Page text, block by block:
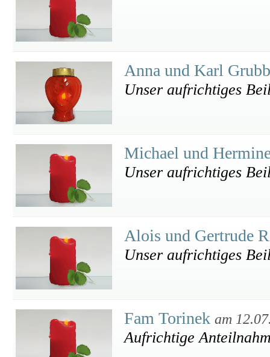
Anna und Karl
Unser aufrichtiges
Michael und
Unser aufrichtiges
Alois und Gertrude
Unser aufrichtiges
Fam Torinek am
Aufrichtige